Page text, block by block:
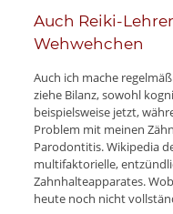
Auch Reiki-
Wehwehchen
Auch ich mache
ziehe Bilanz, sowohl
beispielsweise jetzt,
Problem mit meinen
Parodontitis. Wikipedia
multifaktorielle,
Zahnhalteapparates.
heute noch nicht